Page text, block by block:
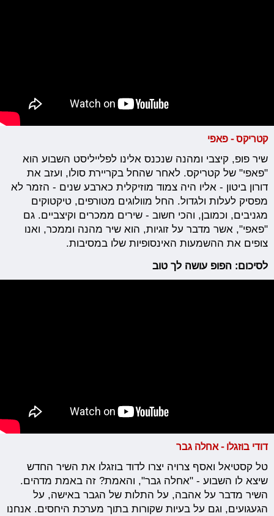
קטריקס - פאפי
שיר פופ, קיצבי ומהנה שנכנס אלינו לפלייליסט השבוע הוא
"פאפי" של קטריקס. לאחר שהחל בקריירת סולו, ועזב את
דורון ביטון - אליו היה צמוד מוזיקלית כארבע שנים - הזמר לא
מפסיק לעלות ולגדול. החל מוולוגים מטורפים, טיקטוקים
מגניבים, וכמובן, והכי חשוב - שירים ממכרים וקיצביים. גם
"פאפי", אשר מדבר על זוגיות, הוא שיר מהנה וממכר, ואנו
צופים את ההשמעות האינסופיות שלו במסיבות.
לסיכום: הפופ עושה לך טוב
דודי בוזגלו - אחלה גבר
טל קסטיאל ואסף צרויה יצרו לדוד בוזגלו את השיר החדש
שיצא לו השבוע - "אחלה גבר", והאמת? זה באמת מדהים.
השיר מדבר על אהבה, על התלות של הגבר באישה, על
הגעגועים, וגם על בעיות שקורות בתוך מערכת היחסים. אנחנו